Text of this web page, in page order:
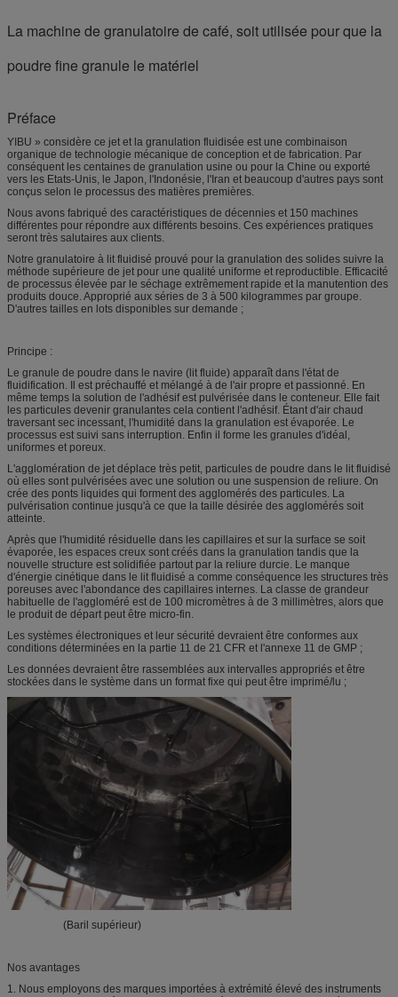
La machine de granulatoire de café, soit utilisée pour que la
poudre fine granule le matériel
Préface
YIBU » considère ce jet et la granulation fluidisée est une combinaison
organique de technologie mécanique de conception et de fabrication. Par
conséquent les centaines de granulation usine ou pour la Chine ou exporté
vers les Etats-Unis, le Japon, l'Indonésie, l'Iran et beaucoup d'autres pays sont
conçus selon le processus des matières premières.
Nous avons fabriqué des caractéristiques de décennies et 150 machines
différentes pour répondre aux différents besoins. Ces expériences pratiques
seront très salutaires aux clients.
Notre granulatoire à lit fluidisé prouvé pour la granulation des solides suivre la
méthode supérieure de jet pour une qualité uniforme et reproductible. Efficacité
de processus élevée par le séchage extrêmement rapide et la manutention des
produits douce. Approprié aux séries de 3 à 500 kilogrammes par groupe.
D'autres tailles en lots disponibles sur demande ;
Principe :
Le granule de poudre dans le navire (lit fluide) apparaît dans l'état de
fluidification. Il est préchauffé et mélangé à de l'air propre et passionné. En
même temps la solution de l'adhésif est pulvérisée dans le conteneur. Elle fait
les particules devenir granulantes cela contient l'adhésif. Étant d'air chaud
traversant sec incessant, l'humidité dans la granulation est évaporée. Le
processus est suivi sans interruption. Enfin il forme les granules d'idéal,
uniformes et poreux.
L'agglomération de jet déplace très petit, particules de poudre dans le lit fluidisé
où elles sont pulvérisées avec une solution ou une suspension de reliure. On
crée des ponts liquides qui forment des agglomérés des particules. La
pulvérisation continue jusqu'à ce que la taille désirée des agglomérés soit
atteinte.
Après que l'humidité résiduelle dans les capillaires et sur la surface se soit
évaporée, les espaces creux sont créés dans la granulation tandis que la
nouvelle structure est solidifiée partout par la reliure durcie. Le manque
d'énergie cinétique dans le lit fluidisé a comme conséquence les structures très
poreuses avec l'abondance des capillaires internes. La classe de grandeur
habituelle de l'aggloméré est de 100 micromètres à de 3 millimètres, alors que
le produit de départ peut être micro-fin.
Les systèmes électroniques et leur sécurité devraient être conformes aux
conditions déterminées en la partie 11 de 21 CFR et l'annexe 11 de GMP ;
Les données devraient être rassemblées aux intervalles appropriés et être
stockées dans le système dans un format fixe qui peut être imprimé/lu ;
(Baril supérieur)
Nos avantages
1. Nous employons des marques importées à extrémité élevé des instruments